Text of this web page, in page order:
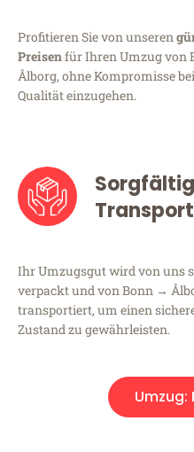
Profitieren Sie von unseren
Preisenfür Ihren Umzug von
Ålborg, ohne Kompromisse
Qualität einzugehen.
Transport
Ihr Umzugsgut wird von uns
verpackt und von Bonn →
transportiert, um einen
Zustand zu gewährleisten.
Umzug: